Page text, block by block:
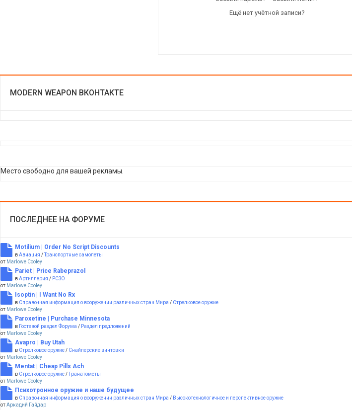
Ещё нет учётной записи?
MODERN WEAPON ВКОНТАКТЕ
Место свободно для вашей рекламы.
ПОСЛЕДНЕЕ НА ФОРУМЕ
Motilium | Order No Script Discounts
вАвиация /Транспортные самолеты
от Marlowe Cooley
Pariet | Price Rabeprazol
вАртиллерия / РСЗО
от Marlowe Cooley
Isoptin | I Want No Rx
в Справочная информация о вооружении различных стран Мира / Стрелковое оружие
от Marlowe Cooley
Paroxetine | Purchase Minnesota
в Гостевой раздел Форума / Раздел предложений
от Marlowe Cooley
Avapro | Buy Utah
в Стрелковое оружие/ Снайперские винтовки
от Marlowe Cooley
Mentat | Cheap Pills Ach
в Стрелковое оружие/ Гранатометы
от Marlowe Cooley
Психотронное оружие и наше будущее
в Справочная информация о вооружении различных стран Мира / Высокотехнологичное и перспективное оружие
отАркадий Гайдар